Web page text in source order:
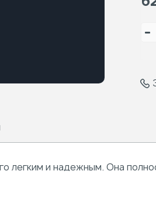
легким и надежным. Она